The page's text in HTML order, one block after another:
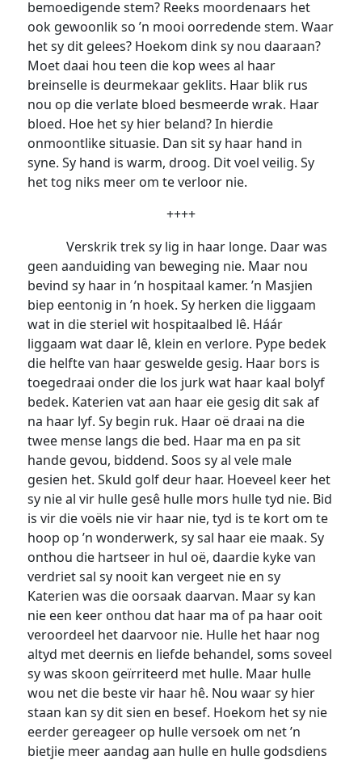
bemoedigende stem? Reeks moordenaars het
ook gewoonlik so ’n mooi oorredende stem. Waar
het sy dit gelees? Hoekom dink sy nou daaraan?
Moet daai hou teen die kop wees al haar
breinselle is deurmekaar geklits. Haar blik rus
nou op die verlate bloed besmeerde wrak. Haar
bloed. Hoe het sy hier beland? In hierdie
onmoontlike situasie. Dan sit sy haar hand in
syne. Sy hand is warm, droog. Dit voel veilig. Sy
het tog niks meer om te verloor nie.
++++
Verskrik trek sy lig in haar longe. Daar was
geen aanduiding van beweging nie. Maar nou
bevind sy haar in ’n hospitaal kamer. ’n Masjien
biep eentonig in ’n hoek. Sy herken die liggaam
wat in die steriel wit hospitaalbed lê. Háár
liggaam wat daar lê, klein en verlore. Pype bedek
die helfte van haar geswelde gesig. Haar bors is
toegedraai onder die los jurk wat haar kaal bolyf
bedek. Katerien vat aan haar eie gesig dit sak af
na haar lyf. Sy begin ruk. Haar oë draai na die
twee mense langs die bed. Haar ma en pa sit
hande gevou, biddend. Soos sy al vele male
gesien het. Skuld golf deur haar. Hoeveel keer het
sy nie al vir hulle gesê hulle mors hulle tyd nie. Bid
is vir die voëls nie vir haar nie, tyd is te kort om te
hoop op ’n wonderwerk, sy sal haar eie maak. Sy
onthou die hartseer in hul oë, daardie kyke van
verdriet sal sy nooit kan vergeet nie en sy
Katerien was die oorsaak daarvan. Maar sy kan
nie een keer onthou dat haar ma of pa haar ooit
veroordeel het daarvoor nie. Hulle het haar nog
altyd met deernis en liefde behandel, soms soveel
sy was skoon geïrriteerd met hulle. Maar hulle
wou net die beste vir haar hê. Nou waar sy hier
staan kan sy dit sien en besef. Hoekom het sy nie
eerder gereageer op hulle versoek om net ’n
bietjie meer aandag aan hulle en hulle godsdiens